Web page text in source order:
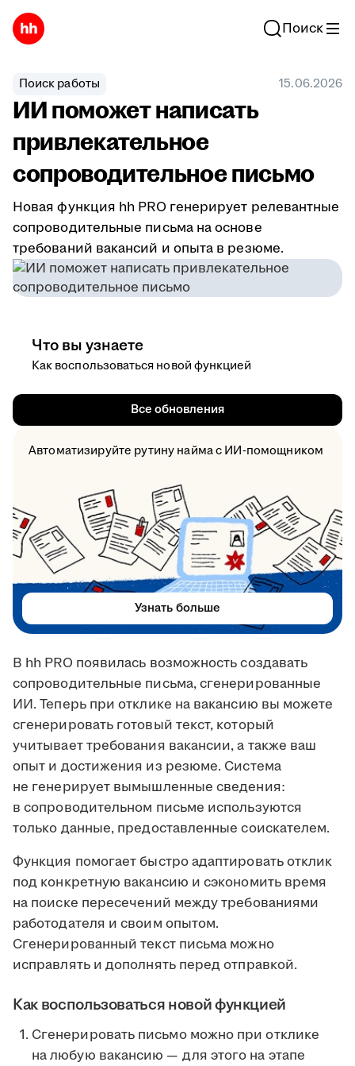
Поиск
Поиск работы 15.06.2026
ИИ поможет написать
привлекательное
сопроводительное письмо
Новая функция hh PRO генерирует релевантные
сопроводительные письма на основе
требований вакансий и опыта в резюме.
В hh PRO появилась возможность создавать
сопроводительные письма, сгенерированные
ИИ. Теперь при отклике на вакансию вы можете
сгенерировать готовый текст, который
учитывает требования вакансии, а также ваш
опыт и достижения из резюме. Система
не генерирует вымышленные сведения:
в сопроводительном письме используются
только данные, предоставленные соискателем.
Функция помогает быстро адаптировать отклик
под конкретную вакансию и сэкономить время
на поиске пересечений между требованиями
работодателя и своим опытом.
Сгенерированный текст письма можно
исправлять и дополнять перед отправкой.
Как воспользоваться новой функцией
Сгенерировать письмо можно при отклике
на любую вакансию — для этого на этапе
Что вы узнаете
Как воспользоваться новой функцией
Все обновления
Автоматизируйте рутину найма с ИИ-помощником
Узнать больше